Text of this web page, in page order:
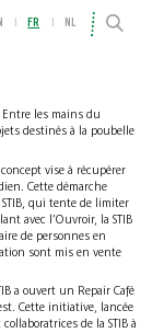
FR NL
les mains du
destinés à la poubelle
vise à récupérer
Cette démarche
qui tente de limiter
avec l’Ouvroir, la STIB
de personnes en
sont mis en vente
a ouvert un Repair Café
Cette initiative, lancée
de la STIB à